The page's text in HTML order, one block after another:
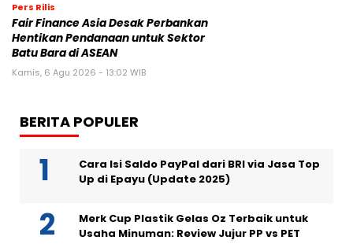
Pers Rilis
Fair Finance Asia Desak Perbankan
Hentikan Pendanaan untuk Sektor
Batu Bara di ASEAN
Kamis, 6 Agu 2026 - 13:02 WIB
BERITA POPULER
Cara Isi Saldo PayPal dari BRI via Jasa Top
Up di Epayu (Update 2025)
Merk Cup Plastik Gelas Oz Terbaik untuk
Usaha Minuman: Review Jujur PP vs PET